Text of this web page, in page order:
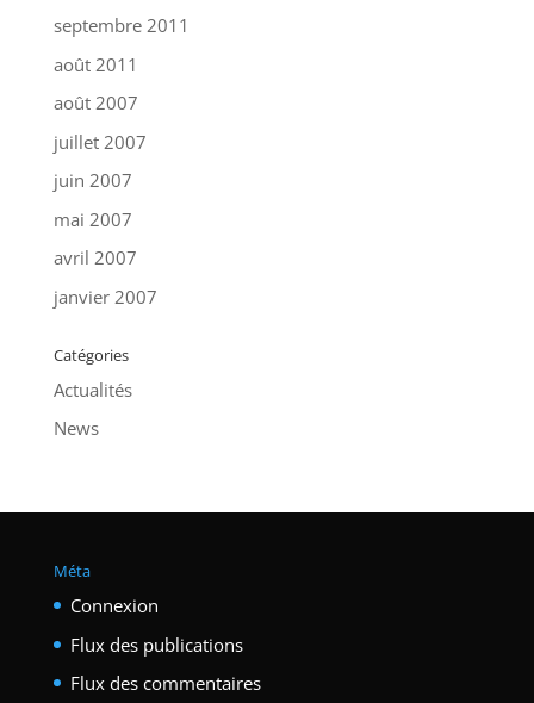
septembre 2011
août 2011
août 2007
juillet 2007
juin 2007
mai 2007
avril 2007
janvier 2007
Catégories
Actualités
News
Méta
Connexion
Flux des publications
Flux des commentaires